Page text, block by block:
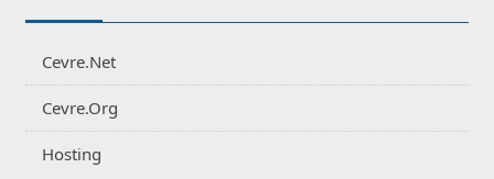
Cevre.Net
Cevre.Org
Hosting